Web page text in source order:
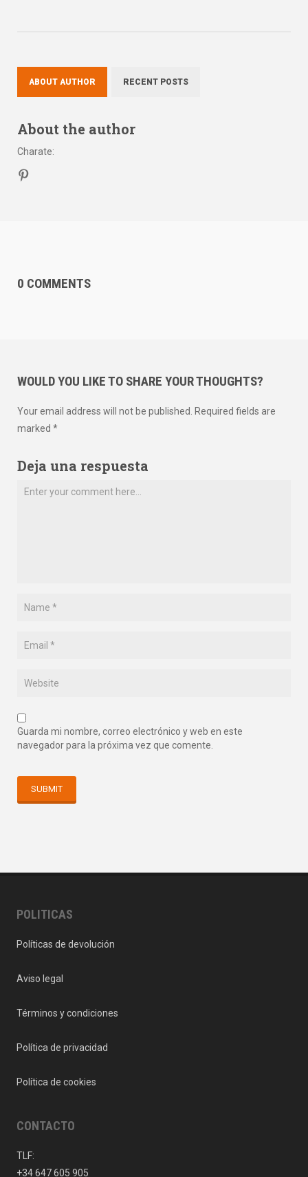
ABOUT AUTHOR RECENT POSTS
About the author
Charate:
0 COMMENTS
WOULD YOU LIKE TO SHARE YOUR THOUGHTS?
Your email address will not be published. Required fields are
marked *
Deja una respuesta
Guarda mi nombre, correo electrónico y web en este
navegador para la próxima vez que comente.
POLITICAS
Políticas de devolución
Aviso legal
Términos y condiciones
Política de privacidad
Política de cookies
CONTACTO
TLF:
+34 647 605 905